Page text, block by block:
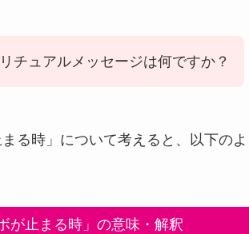
チュアルメッセージは何ですか？
る時」について考えると、以下の
が止まる時」の意味・解釈